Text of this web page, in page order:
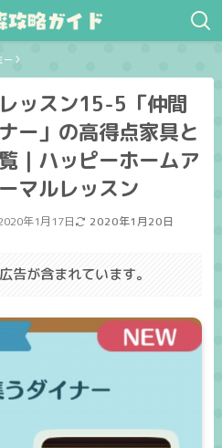
ー
レッスン15-5「仲間
ー」の高得点家具と
｜ハッピーホームア
マルレッスン
年1月17日 2020年1月20日
告が含まれています。